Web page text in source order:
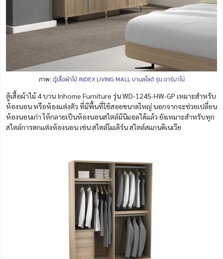
ภาพ:ตู้เสื้อผ้าไม้ INDEX LIVING MALL บานสไลด์ รุ่น อาร์มาโน่
ตู้เสื้อผ้าไม้ 4 บาน Inhome Furniture รุ่น WD-1245-HW-GP เหมาะสำหรับ
ห้องนอน หรือห้องแต่งตัว ที่มีพื้นที่ใช้สอยขนาดใหญ่ นอกจากจะช่วยเปลี่ยน
ห้องนอนเก่า ให้กลายเป็นห้องนอนสไตล์มินิมอลได้แล้ว ยังเหมาะสำหรับทุก
สไตล์การตกแต่งห้องนอน เช่น สไตล์โมเดิร์น สไตล์สแกนดิเนเวีย